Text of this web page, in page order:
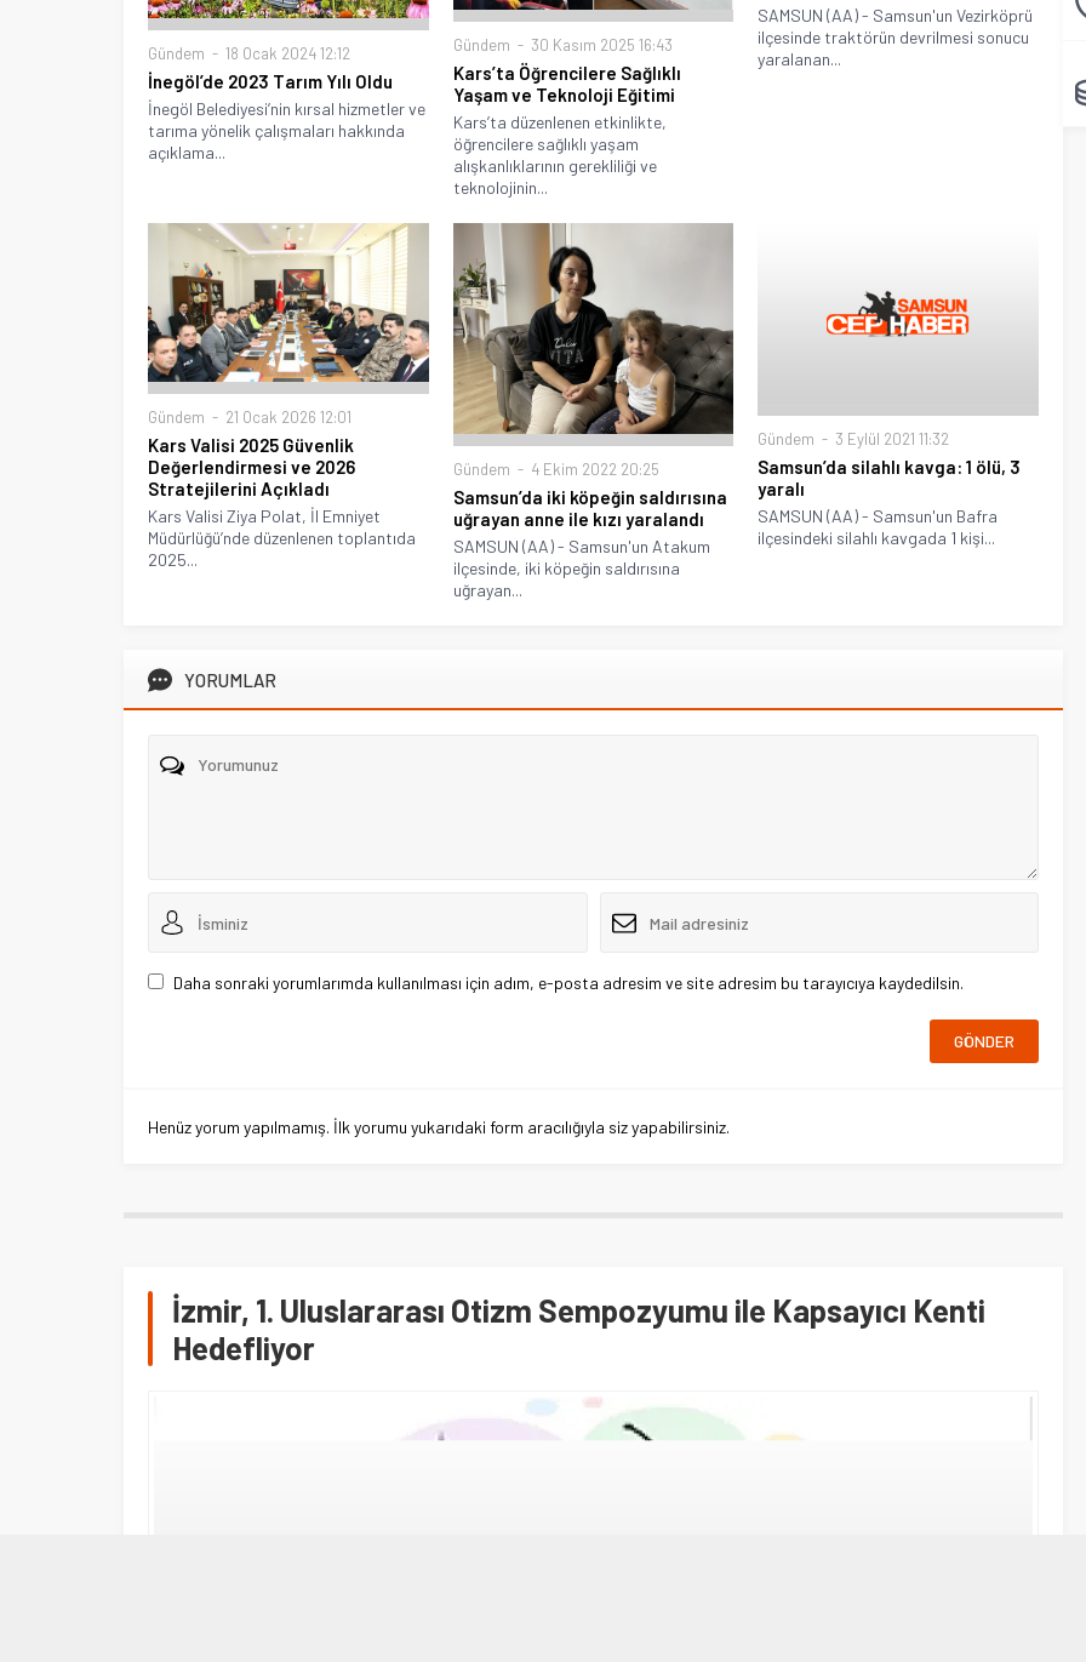
Gündem 18 Ocak 2024 12:12
İnegöl’de 2023 Tarım Yılı Oldu
İnegöl Belediyesi’nin kırsal hizmetler ve
tarıma yönelik çalışmaları hakkında
açıklama...
Gündem 30 Kasım 2025 16:43
Kars’ta Öğrencilere Sağlıklı
Yaşam ve Teknoloji Eğitimi
Kars’ta düzenlenen etkinlikte,
öğrencilere sağlıklı yaşam
alışkanlıklarının gerekliliği ve
teknolojinin...
SAMSUN (AA) - Samsun'un Vezirköprü
ilçesinde traktörün devrilmesi sonucu
yaralanan...
Gündem 21 Ocak 2026 12:01
Kars Valisi 2025 Güvenlik
Değerlendirmesi ve 2026
Stratejilerini Açıkladı
Kars Valisi Ziya Polat, İl Emniyet
Müdürlüğü’nde düzenlenen toplantıda
2025...
Gündem 4 Ekim 2022 20:25
Samsun’da iki köpeğin saldırısına
uğrayan anne ile kızı yaralandı
SAMSUN (AA) - Samsun'un Atakum
ilçesinde, iki köpeğin saldırısına
uğrayan...
Gündem 3 Eylül 2021 11:32
Samsun’da silahlı kavga: 1 ölü, 3
yaralı
SAMSUN (AA) - Samsun'un Bafra
ilçesindeki silahlı kavgada 1 kişi...
YORUMLAR
Daha sonraki yorumlarımda kullanılması için adım, e-posta adresim ve site adresim bu tarayıcıya kaydedilsin.
Henüz yorum yapılmamış. İlk yorumu yukarıdaki form aracılığıyla siz yapabilirsiniz.
İzmir, 1. Uluslararası Otizm Sempozyumu ile Kapsayıcı Kenti
Hedefliyor